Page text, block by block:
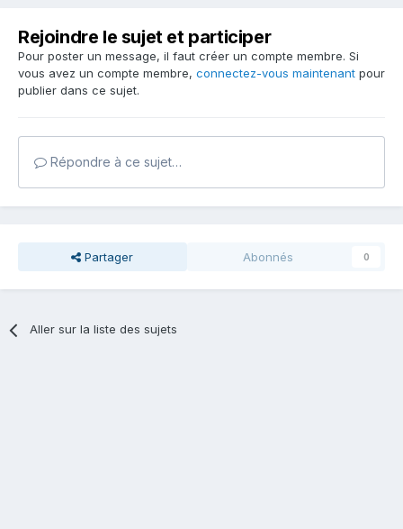
Rejoindre le sujet et participer
Pour poster un message, il faut créer un compte membre. Si
vous avez un compte membre, connectez-vous maintenant pour
publier dans ce sujet.
Répondre à ce sujet…
Partager Abonnés 0
Aller sur la liste des sujets